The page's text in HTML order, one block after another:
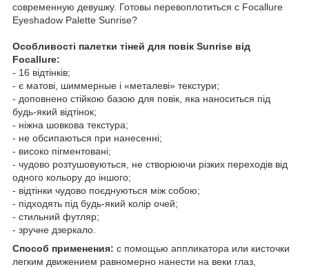
современную девушку. Готовы перевоплотиться с Focallure
Eyeshadow Palette Sunrise?
Особливості палетки тіней для повік Sunrise від
Focallure:
- 16 відтінків;
- є матові, шиммерные і «металеві» текстури;
- доповнено стійкою базою для повік, яка наноситься під
будь-який відтінок;
- ніжна шовкова текстура;
- не обсипаються при нанесенні;
- високо пігментовані;
- чудово розтушовуються, не створюючи різких переходів від
одного кольору до іншого;
- відтінки чудово поєднуються між собою;
- підходять під будь-який колір очей;
- стильний футляр;
- зручне дзеркало.
Способ применения: с помощью аппликатора или кисточки
легким движением равномерно нанести на веки глаз,